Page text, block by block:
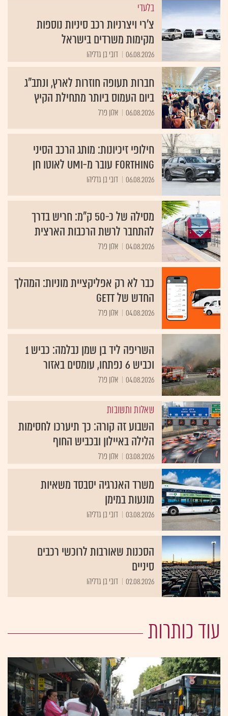
בלעדי
צ'רי ויצרניות רכב סיניות נוספות
מקימות משרדים בישראל
06.08.2026 דובי בן גדליהו
חברות תעופה חוזרות לארץ, ונתב"ג
ביום העמוס ביותר מתחילת הקיץ
06.08.2026 אלון פרל
חילופי זיכיונות: מותג הרכב הסיני
Forthing עובר מ-UMI לאוטו חן
06.08.2026 דובי בן גדליהו
מסילה של כ-50 ק"מ: חריש בדרך
להתחבר לרשת הרכבות הארצית
04.08.2026 אלון פרל
כבר לא רק אפליקציית מוניות: המהלך
החדש של Gett
04.08.2026 אלון פרל
השריפה ליד בן שמן נבלמה: כביש 1
וכביש 6 נפתחו, עומסים באזור
04.08.2026 אלון פרל
שאלות ותשובות
השבוע זה קורה: כך תיערכו לחסימות
הלילה באיילון ובכביש החוף
03.08.2026 אלון פרל
משרד האנרגיה יסבסד משאיות
מונעות במימן
03.08.2026 דובי בן גדליהו
הסכנות שאורבות לרוכשי רכבים
סיניים
02.08.2026 דובי בן גדליהו
עוד כותרות